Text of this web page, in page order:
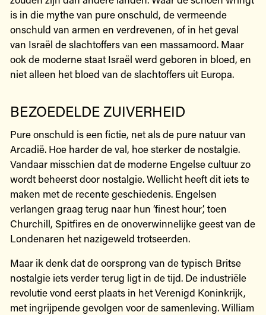
is in die mythe van pure onschuld, de vermeende
onschuld van armen en verdrevenen, of in het geval
van Israël de slachtoffers van een massamoord. Maar
ook de moderne staat Israël werd geboren in bloed, en
niet alleen het bloed van de slachtoffers uit Europa.
BEZOEDELDE ZUIVERHEID
Pure onschuld is een fictie, net als de pure natuur van
Arcadië. Hoe harder de val, hoe sterker de nostalgie.
Vandaar misschien dat de moderne Engelse cultuur zo
wordt beheerst door nostalgie. Wellicht heeft dit iets te
maken met de recente geschiedenis. Engelsen
verlangen graag terug naar hun ‘finest hour’, toen
Churchill, Spitfires en de onoverwinnelijke geest van de
Londenaren het nazigeweld trotseerden.
Maar ik denk dat de oorsprong van de typisch Britse
nostalgie iets verder terug ligt in de tijd. De industriële
revolutie vond eerst plaats in het Verenigd Koninkrijk,
met ingrijpende gevolgen voor de samenleving. William